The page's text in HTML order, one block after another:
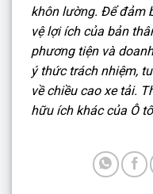
khôn lường. Để đảm
vệ lợi ích của bản
phương tiện và
ý thức trách nhiệm,
về chiều cao xe tải.
hữu ích khác của Ô